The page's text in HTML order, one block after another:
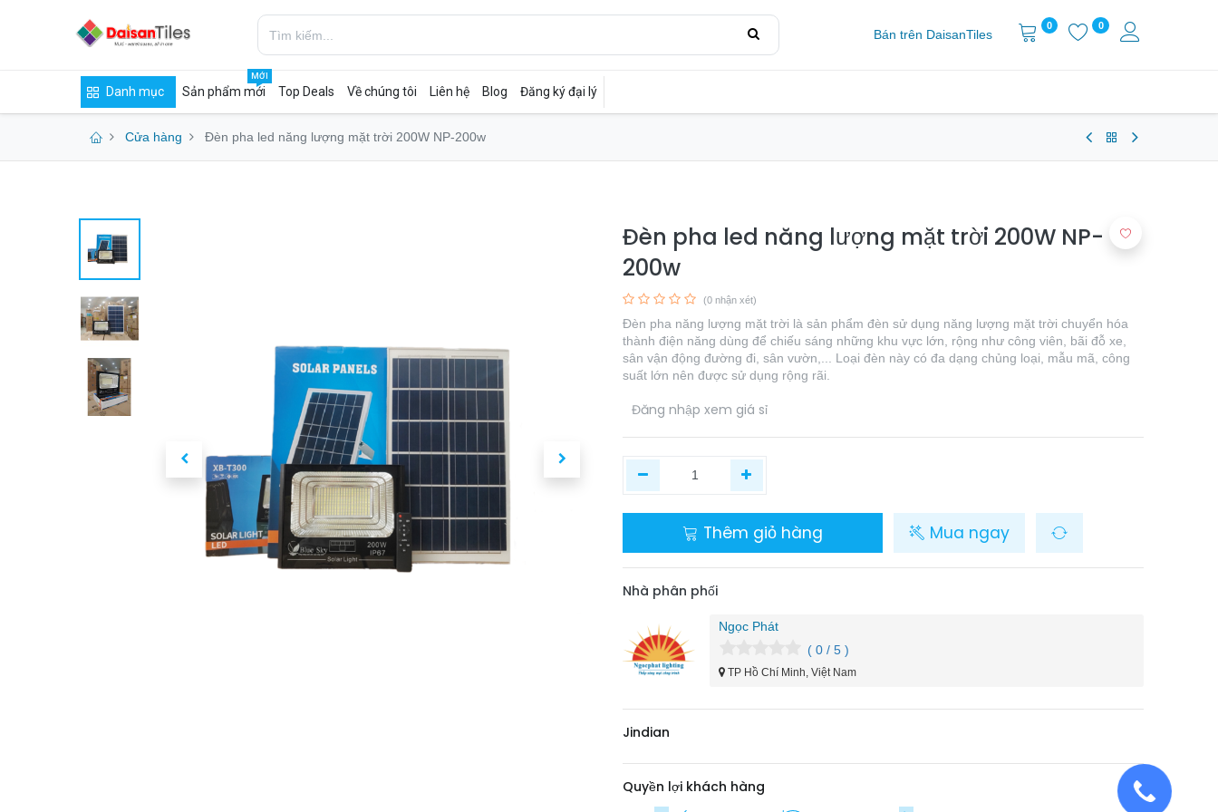
Bán trên DaisanTiles
0 0
Danh mục Sản phẩm mới
MỚI
Top Deals Về chúng tôi Liên hệ Blog Đăng ký đại lý
Cửa hàng Đèn pha led năng lượng mặt trời 200W NP-200w
Đèn pha led năng lượng mặt trời 200W NP-
200w
(0 nhận xét)
Đèn pha năng lượng mặt trời là sản phẩm đèn sử dụng năng lượng mặt trời chuyển hóa
thành điện năng dùng để chiếu sáng những khu vực lớn, rộng như công viên, bãi đỗ xe,
sân vận động đường đi, sân vườn,... Loại đèn này có đa dạng chủng loại, mẫu mã, công
suất lớn nên được sử dụng rộng rãi.
Đăng nhập xem giá sỉ
Thêm giỏ hàng Mua ngay
Nhà phân phối
Ngọc Phát
( 0 / 5 )
TP Hồ Chí Minh, Việt Nam
Jindian
Quyền lợi khách hàng